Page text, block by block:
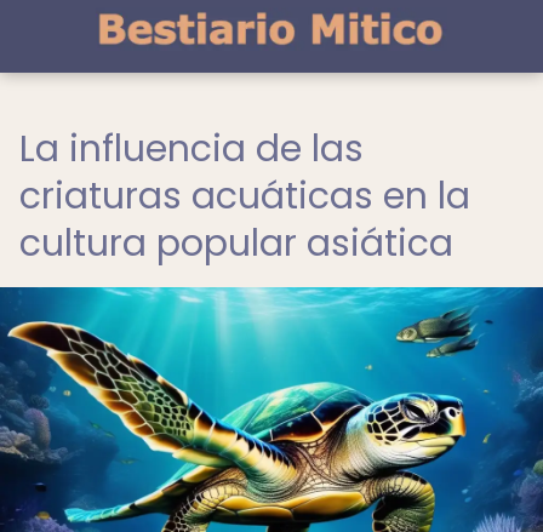
La influencia de las
criaturas acuáticas en la
cultura popular asiática